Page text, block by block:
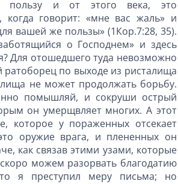
пользу и от этого века, это
когда говорит: «мне вас жаль» и
вашей же пользы» (1Кор.7:28, 35).
о Господнем» и здесь
Для отошедшего туда невозможно
ратоборец по выходе из ристалища
не может продолжать борьбу.
помышляй, и сокруши острый
он умерщвляет многих. А этот
которое у пораженных отсекает
оружие врага, и плененных он
как связав этими узами, которые
можем разорвать благодатию
я преступил меру письма; но